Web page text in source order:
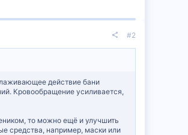
#2
действие бани
Кровообращение усиливается,
то можно ещё и улучшить
средства, например, маски или